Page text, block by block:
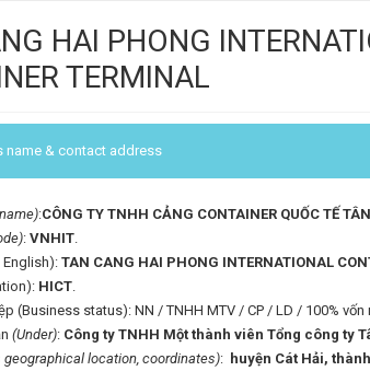
HAI PHONG
TERMINAL
name & contact address
:CÔNG TY TNHH CẢNG CONTAINER QUỐC TẾ
: VNHIT.
English): TAN CANG HAI PHONG INTERNATIONAL
HICT.
(Business status): NN / TNHH MTV / CP / LD / 100% vốn
(Under): Công ty TNHH Một thành viên Tổng công ty
geographical location, coordinates): huyện Cát Hải,